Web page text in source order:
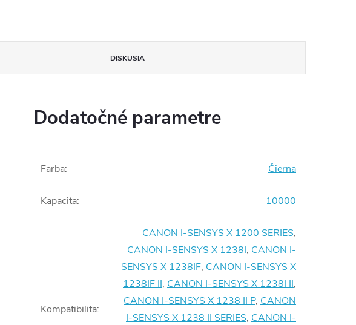
DISKUSIA
Dodatočné parametre
Farba: Čierna
Kapacita: 10000
Kompatibilita:
CANON I-SENSYS X 1200 SERIES,
CANON I-SENSYS X 1238I, CANON I-
SENSYS X 1238IF, CANON I-SENSYS X
1238IF II, CANON I-SENSYS X 1238I II,
CANON I-SENSYS X 1238 II P, CANON
I-SENSYS X 1238 II SERIES, CANON I-